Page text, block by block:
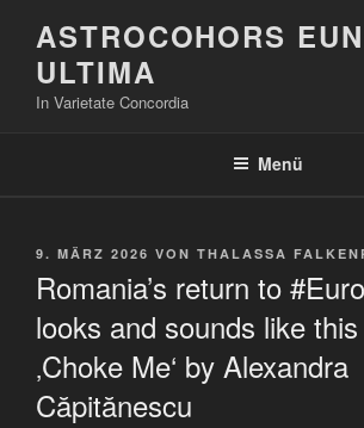
Inhalt
springen
ASTROCOHORS
ULTIMA
In Varietate Concordia
Menü
VERÖFFENTLICHT
9. MÄRZ 2026 VON THALASSA
Romania’s return to
looks and sounds like
‚Choke Me‘ by Alexandra
Căpitănescu